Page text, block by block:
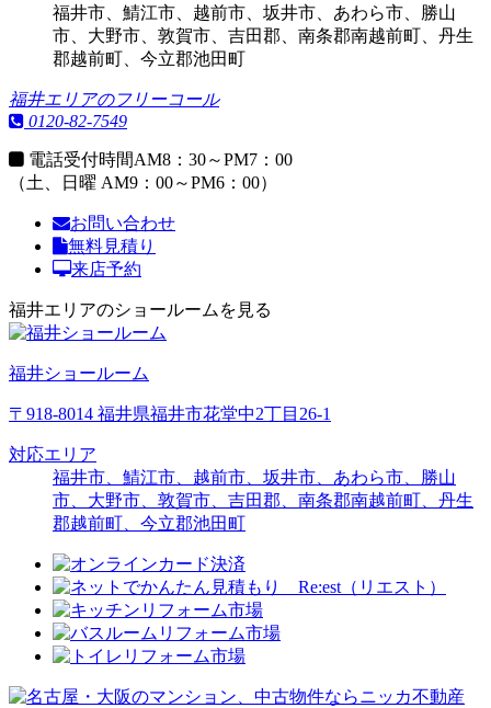
福井市、鯖江市、越前市、坂井市、あわら市、勝山
市、大野市、敦賀市、吉田郡、南条郡南越前町、丹生
郡越前町、今立郡池田町
福井エリアのフリーコール
0120-82-7549
電話受付時間AM8：30～PM7：00
（土、日曜 AM9：00～PM6：00）
お問い合わせ
無料見積り
来店予約
福井エリアのショールームを見る
福井ショールーム
〒918-8014 福井県福井市花堂中2丁目26-1
対応エリア
福井市、鯖江市、越前市、坂井市、あわら市、勝山
市、大野市、敦賀市、吉田郡、南条郡南越前町、丹生
郡越前町、今立郡池田町